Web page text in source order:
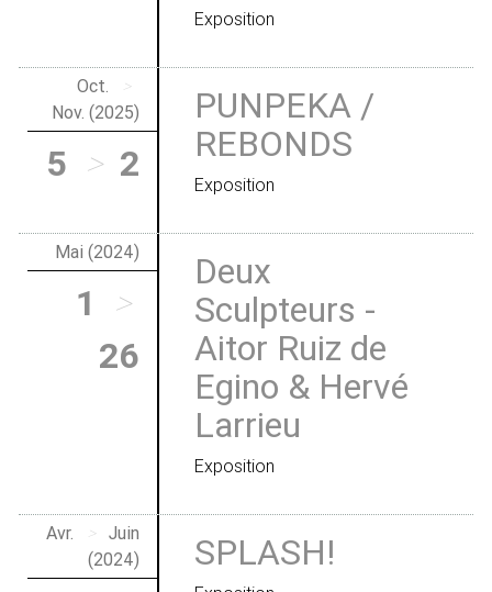
Exposition
Oct.
>
Nov. (2025)
5 > 2
PUNPEKA /
REBONDS
Exposition
Mai (2024)
1
>
26
Deux
Sculpteurs -
Aitor Ruiz de
Egino & Hervé
Larrieu
Exposition
Avr. >
Juin
(2024)
SPLASH!